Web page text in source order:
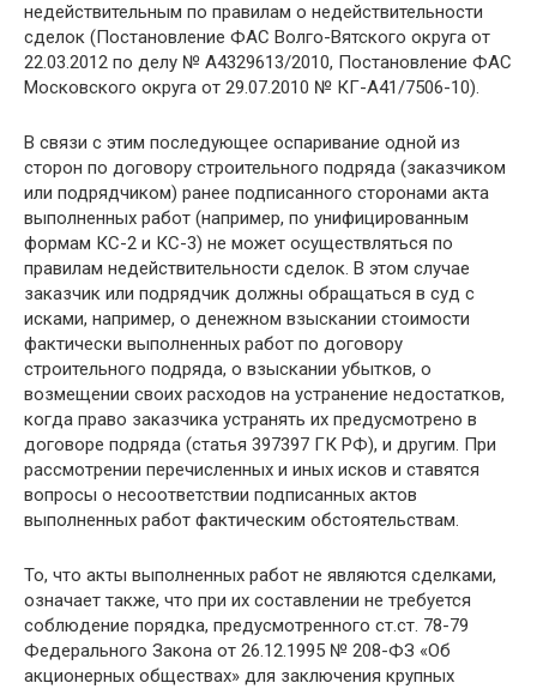
недействительным по правилам о недействительности
сделок (Постановление ФАС Волго-Вятского округа от
22.03.2012 по делу № А4329613/2010, Постановление ФАС
Московского округа от 29.07.2010 № КГ-А41/7506-10).
В связи с этим последующее оспаривание одной из
сторон по договору строительного подряда (заказчиком
или подрядчиком) ранее подписанного сторонами акта
выполненных работ (например, по унифицированным
формам КС-2 и КС-3) не может осуществляться по
правилам недействительности сделок. В этом случае
заказчик или подрядчик должны обращаться в суд с
исками, например, о денежном взыскании стоимости
фактически выполненных работ по договору
строительного подряда, о взыскании убытков, о
возмещении своих расходов на устранение недостатков,
когда право заказчика устранять их предусмотрено в
договоре подряда (статья 397397 ГК РФ), и другим. При
рассмотрении перечисленных и иных исков и ставятся
вопросы о несоответствии подписанных актов
выполненных работ фактическим обстоятельствам.
То, что акты выполненных работ не являются сделками,
означает также, что при их составлении не требуется
соблюдение порядка, предусмотренного ст.ст. 78-79
Федерального Закона от 26.12.1995 № 208-ФЗ «Об
акционерных обществах» для заключения крупных